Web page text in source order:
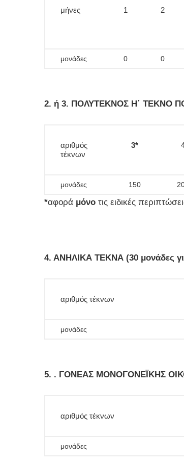
μήνες 1 2
μονάδες 0 0
2. ή 3. ΠΟΛΥΤΕΚΝΟΣ Η΄ ΤΕΚΝΟ
αριθμός
τέκνων
3*
μονάδες 150
*αφορά μόνο τις ειδικές
4. ΑΝΗΛΙΚΑ ΤΕΚΝΑ (30 μονάδες
αριθμός τέκνων
μονάδες
5. . ΓΟΝΕΑΣ ΜΟΝΟΓΟΝΕΪΚΗΣ
αριθμός τέκνων
μονάδες